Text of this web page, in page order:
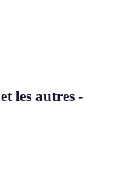
les autres -